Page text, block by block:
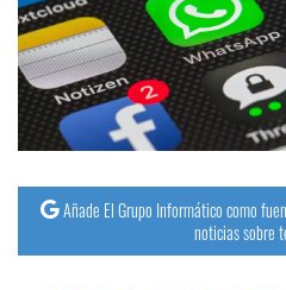
Operadores
Trucos
Tutoriales
Añade El Grupo Informático como
noticias sobre